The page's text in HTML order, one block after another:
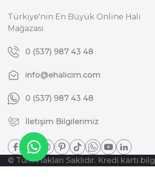
Türkiye'nin En Büyük Online Halı
Mağazası
0 (537) 987 43 48
info@ehalicim.com
0 (537) 987 43 48
İletişim Bilgilerimiz
© Tüm Hakları Saklıdır. Kredi kartı